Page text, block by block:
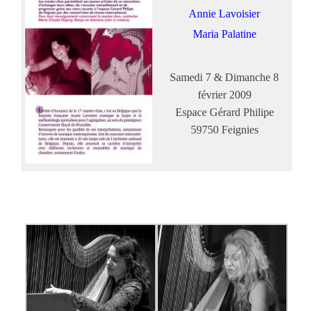
Annie Lavoisier
Maria Palatine
Samedi 7 & Dimanche 8
février 2009
Espace Gérard Philipe
59750 Feignies